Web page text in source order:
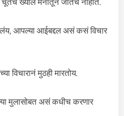
चूतचे ख्याल मनातून जातच नाहीत.
आपल्या आईबद्दल असं कसं विचार
विचारानं मुठही मारतोय.
मुलासोबत असं कधीच करणार